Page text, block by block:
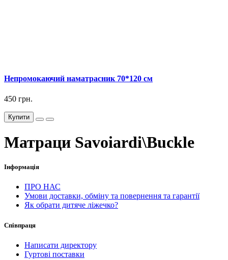
Непромокаючий наматрасник 70*120 см
450 грн.
Купити
Матраци Savoiardi\Buckle
Інформація
ПРО НАС
Умови доставки, обміну та повернення та гарантії
Як обрати дитяче ліжечко?
Співпраця
Написати директору
Гуртові поставки